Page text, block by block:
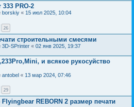
PRO-2
borskiy « 15 июл 2025, 10:04
26
строительными смесями
3D-SPrinter « 02 янв 2025, 19:37
и всякое рукосуйство
antobel « 13 мар 2024, 07:46
29
Flyingbear REBORN 2 размер печати